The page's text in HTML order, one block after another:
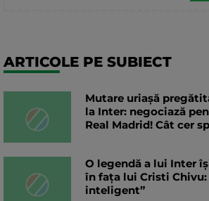
ARTICOLE PE SUBIECT
Mutare uriașă
la Inter: negociază
Real Madrid! Cât cer
O legendă a lui Inter
în fața lui Cristi Chivu:
inteligent”